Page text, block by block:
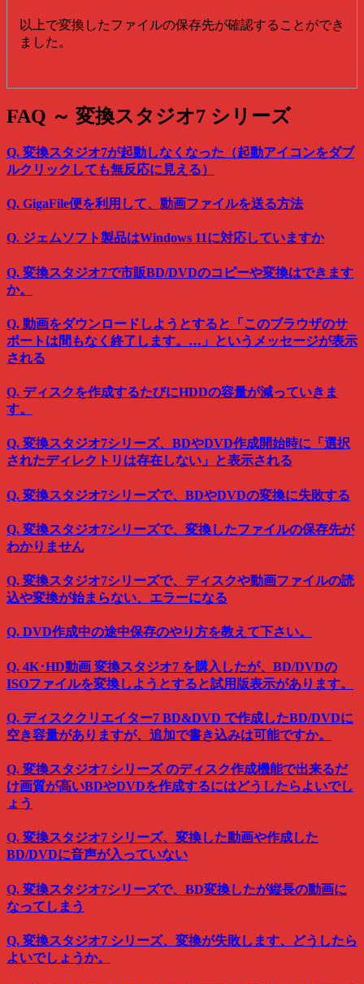
以上で変換したファイルの保存先が確認することができ
ました。
FAQ ～ 変換スタジオ7 シリーズ
Q. 変換スタジオ7が起動しなくなった（起動アイコンをダブ
ルクリックしても無反応に見える）
Q. GigaFile便を利用して、動画ファイルを送る方法
Q. ジェムソフト製品はWindows 11に対応していますか
Q. 変換スタジオ7で市販BD/DVDのコピーや変換はできます
か。
Q. 動画をダウンロードしようとすると「このブラウザのサ
ポートは間もなく終了します。…」というメッセージが表示
される
Q. ディスクを作成するたびにHDDの容量が減っていきま
す。
Q. 変換スタジオ7シリーズ、BDやDVD作成開始時に「選択
されたディレクトリは存在しない」と表示される
Q. 変換スタジオ7シリーズで、BDやDVDの変換に失敗する
Q. 変換スタジオ7シリーズで、変換したファイルの保存先が
わかりません
Q. 変換スタジオ7シリーズで、ディスクや動画ファイルの読
込や変換が始まらない、エラーになる
Q. DVD作成中の途中保存のやり方を教えて下さい。
Q. 4K･HD動画 変換スタジオ7 を購入したが、BD/DVDの
ISOファイルを変換しようとすると試用版表示があります。
Q. ディスククリエイター7 BD&DVD で作成したBD/DVDに
空き容量がありますが、追加で書き込みは可能ですか。
Q. 変換スタジオ7 シリーズ のディスク作成機能で出来るだ
け画質が高いBDやDVDを作成するにはどうしたらよいでし
ょう
Q. 変換スタジオ7 シリーズ、変換した動画や作成した
BD/DVDに音声が入っていない
Q. 変換スタジオ7シリーズで、BD変換したが縦長の動画に
なってしまう
Q. 変換スタジオ7 シリーズ、変換が失敗します、どうしたら
よいでしょうか。